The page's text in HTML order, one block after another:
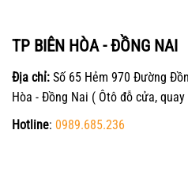
TP BIÊN HÒA - ĐỒNG NAI
Địa chỉ: Số 65 Hẻm 970 Đường
Hòa - Đồng Nai ( Ôtô đỗ cửa,
Hotline: 0989.685.236